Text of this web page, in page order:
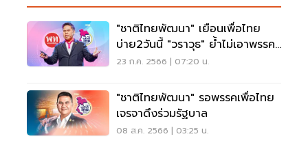
"ชาติไทยพัฒนา" เยือนเพื่อไทย
บ่าย2วันนี้ "วราวุธ" ย้ำไม่เอาพรรค
แก้ ม.112
23 ก.ค. 2566 | 07:20 น.
"ชาติไทยพัฒนา" รอพรรคเพื่อไทย
เจรจาดึงร่วมรัฐบาล
08 ส.ค. 2566 | 03:25 น.